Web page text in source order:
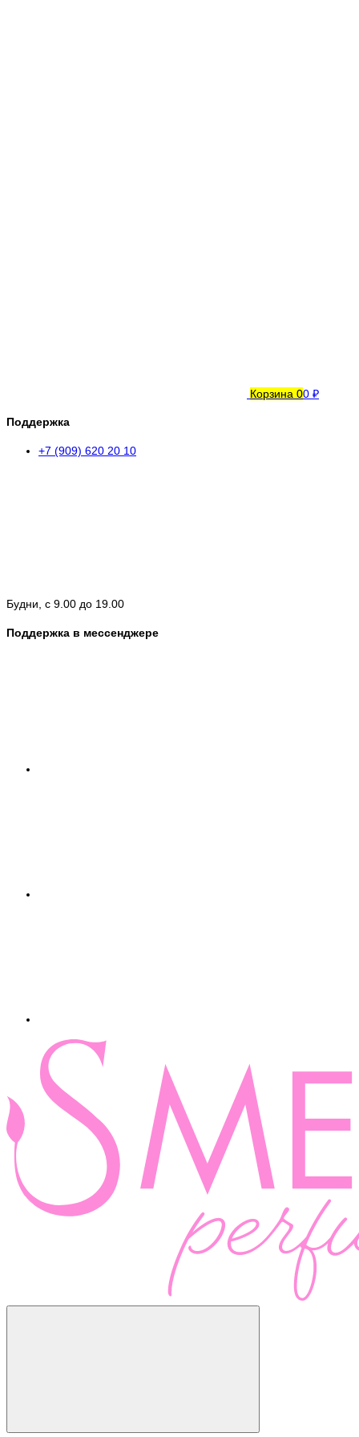
Корзина 00 ₽
Поддержка
+7 (909) 620 20 10
Будни, с 9.00 до 19.00
Поддержка в мессенджере